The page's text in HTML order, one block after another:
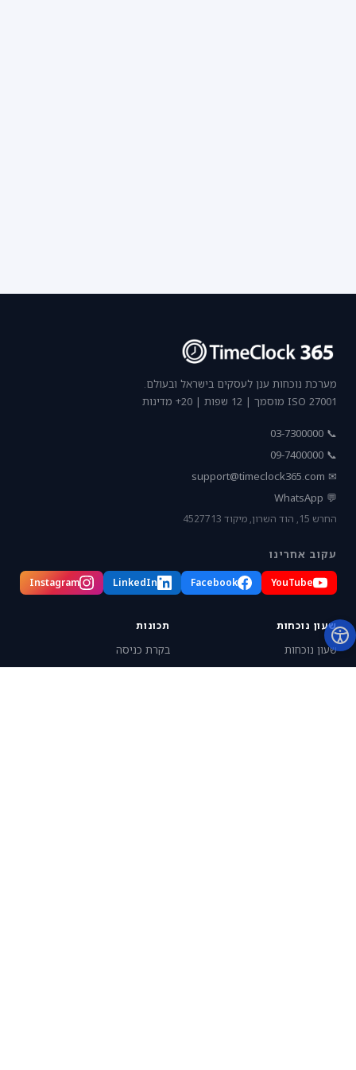
מערכת נוכחות ענן לעסקים בישראל ובעולם.
ISO 27001 מוסמך | 12 שפות | 20+ מדינות
📞 03-7300000
📞 09-7400000
✉
support@timeclock365.com
💬 WhatsApp
החרש 15, הוד השרון, מיקוד 4527713
עקוב אחרינו
YouTube
Facebook
LinkedIn
Instagram
שעון נוכחות
שעון נוכחות
ביומטרי
תכונות
בקרת כניסה
מיקום עובדים